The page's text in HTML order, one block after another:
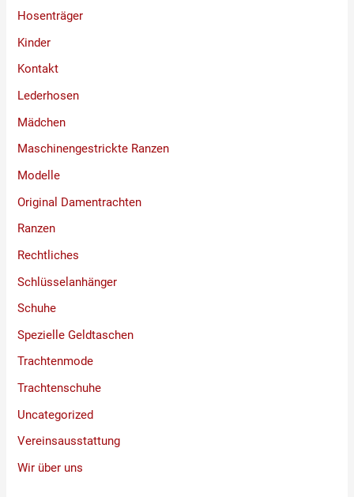
Hosenträger
Kinder
Kontakt
Lederhosen
Mädchen
Maschinengestrickte Ranzen
Modelle
Original Damentrachten
Ranzen
Rechtliches
Schlüsselanhänger
Schuhe
Spezielle Geldtaschen
Trachtenmode
Trachtenschuhe
Uncategorized
Vereinsausstattung
Wir über uns